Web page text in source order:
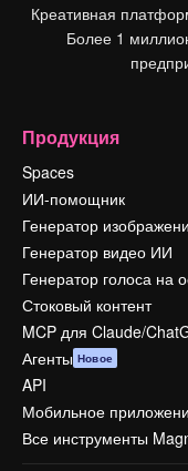
Креативная
Более 1
Продукция
Spaces
ИИ-помощник
Генератор
Генератор видео ИИ
Генератор голоса на
Стоковый контент
MCP для Claude/
Агенты Новое
API
Мобильное
Все инструменты